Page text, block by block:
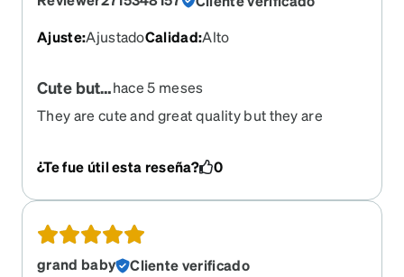
Ajuste:AjustadoCalidad:Alto
Cute but…hace 5 meses
They are cute and great quality but they are
¿Te fue útil esta reseña?
0
grand baby
Cliente verificado